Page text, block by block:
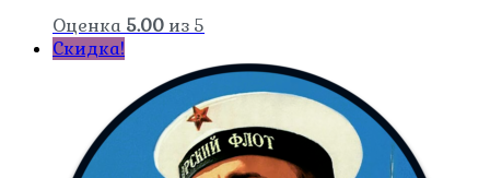
Оценка 5.00 из 5
Скидка!